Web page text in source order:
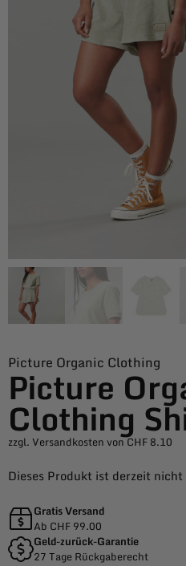
Picture Organic Clothing
Picture
Clothing
zzgl. Versandkosten von CHF 8.10
Dieses Produkt ist derzeit
Gratis Versand
Ab CHF 99.00
Geld-zurück-Garantie
27 Tage Rückgaberecht